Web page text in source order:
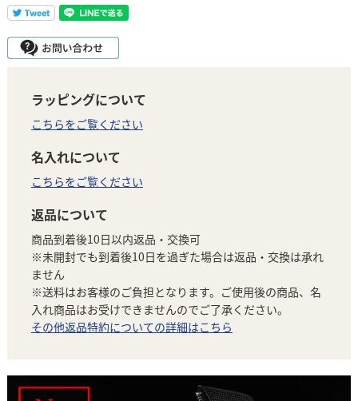
ラッピングについて
こちらをご覧ください
名入れについて
こちらをご覧ください
返品について
商品到着後10日以内返品・交換可
※未開封でも到着後10日を過ぎた場合は返品・交換は承れ
ません
※送料はお客様のご負担となります。ご使用後の商品、名
入れ商品はお受けできませんのでご了承ください。
その他返品特約についての詳細はこちら